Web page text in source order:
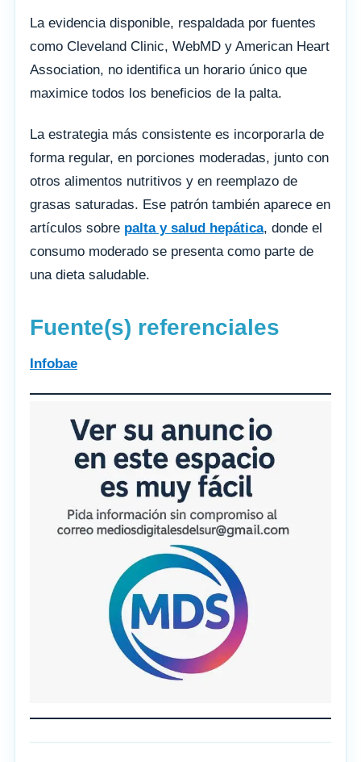
La evidencia disponible, respaldada por fuentes
como Cleveland Clinic, WebMD y American Heart
Association, no identifica un horario único que
maximice todos los beneficios de la palta.
La estrategia más consistente es incorporarla de
forma regular, en porciones moderadas, junto con
otros alimentos nutritivos y en reemplazo de
grasas saturadas. Ese patrón también aparece en
artículos sobre palta y salud hepática, donde el
consumo moderado se presenta como parte de
una dieta saludable.
Fuente(s) referenciales
Infobae